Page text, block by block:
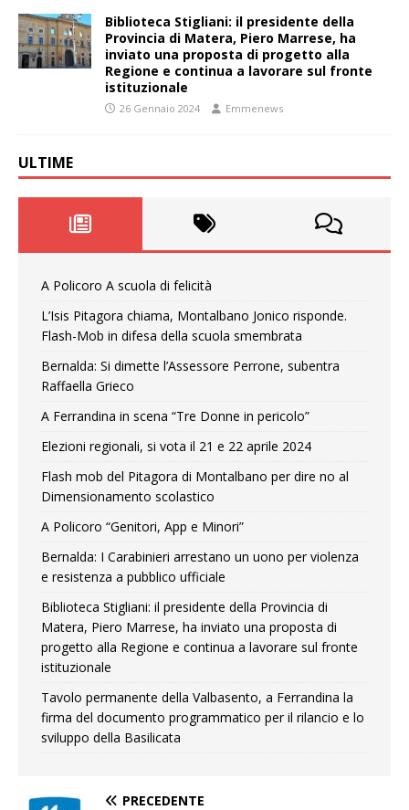
Biblioteca Stigliani: il presidente della
Provincia di Matera, Piero Marrese, ha
inviato una proposta di progetto alla
Regione e continua a lavorare sul fronte
istituzionale
26 Gennaio 2024 Emmenews
ULTIME
A Policoro A scuola di felicità
L’Isis Pitagora chiama, Montalbano Jonico risponde.
Flash-Mob in difesa della scuola smembrata
Bernalda: Si dimette l’Assessore Perrone, subentra
Raffaella Grieco
A Ferrandina in scena “Tre Donne in pericolo”
Elezioni regionali, si vota il 21 e 22 aprile 2024
Flash mob del Pitagora di Montalbano per dire no al
Dimensionamento scolastico
A Policoro “Genitori, App e Minori”
Bernalda: I Carabinieri arrestano un uono per violenza
e resistenza a pubblico ufficiale
Biblioteca Stigliani: il presidente della Provincia di
Matera, Piero Marrese, ha inviato una proposta di
progetto alla Regione e continua a lavorare sul fronte
istituzionale
Tavolo permanente della Valbasento, a Ferrandina la
firma del documento programmatico per il rilancio e lo
sviluppo della Basilicata
PRECEDENTE